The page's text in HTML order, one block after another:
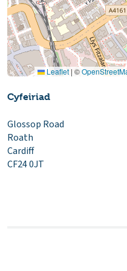
Leaflet | ©
Cyfeiriad
Glossop Road
Roath
Cardiff
CF24 0JT